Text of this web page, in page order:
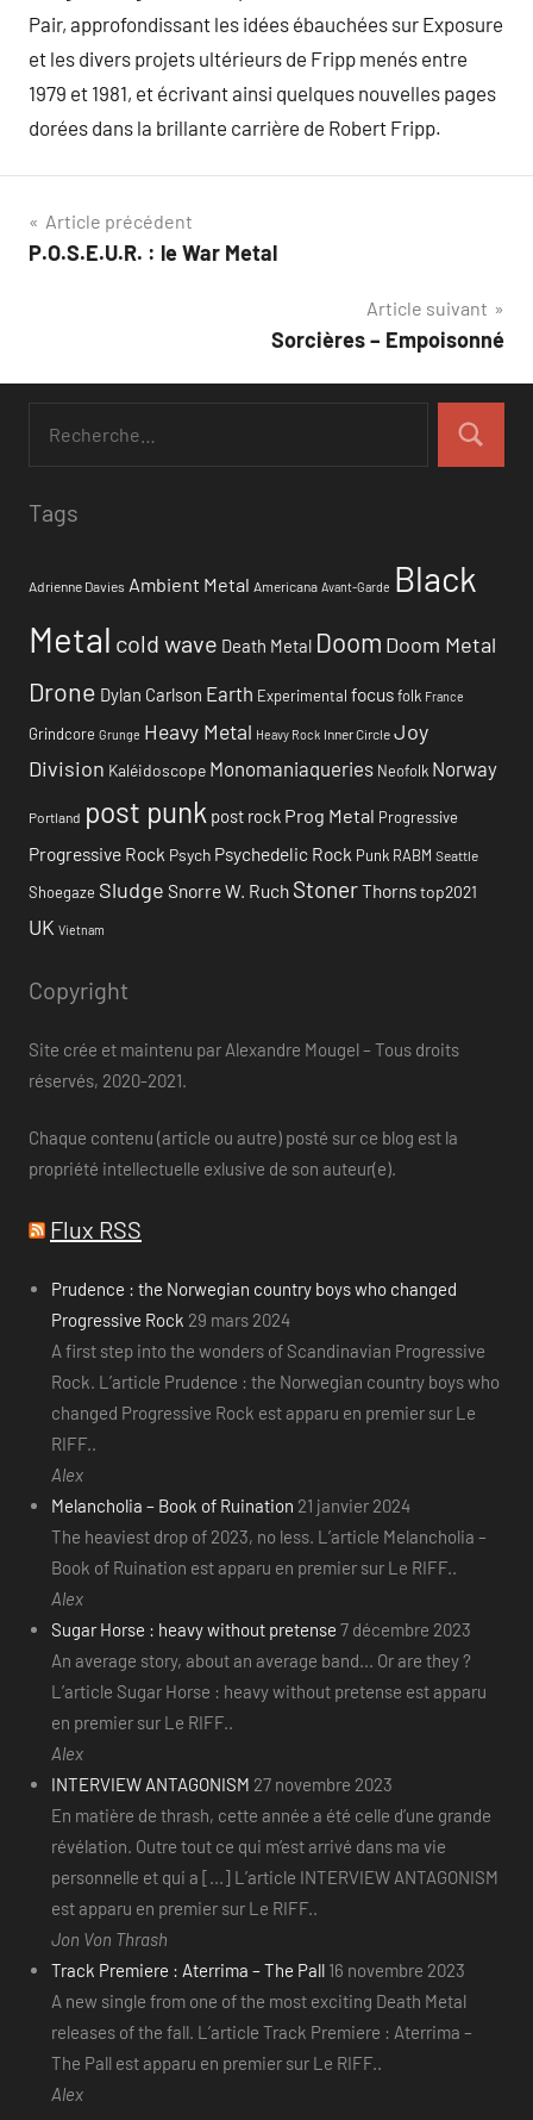
Pair, approfondissant les idées ébauchées sur Exposure
et les divers projets ultérieurs de Fripp menés entre
1979 et 1981, et écrivant ainsi quelques nouvelles pages
dorées dans la brillante carrière de Robert Fripp.
Navigation
de
Article précédent
P.O.S.E.U.R. : le War Metal
Article suivant
Sorcières – Empoisonné
Tags
Adrienne Davies Ambient Metal Americana Avant-Garde Black
Metal cold wave Death Metal Doom Doom Metal
Drone Dylan Carlson Earth Experimental focusfolk France
Grindcore Grunge Heavy Metal Heavy Rock Inner Circle Joy
Division Kaléidoscope Monomaniaqueries Neofolk Norway
Portland post punk post rock Prog Metal Progressive
Progressive Rock Psych Psychedelic Rock Punk RABM Seattle
Shoegaze Sludge Snorre W. Ruch StonerThornstop2021
UK Vietnam
Copyright
Site crée et maintenu par Alexandre Mougel – Tous droits
réservés, 2020-2021.
Chaque contenu (article ou autre) posté sur ce blog est la
propriété intellectuelle exlusive de son auteur(e).
Flux RSS
Prudence : the Norwegian country boys who changed
Progressive Rock 29 mars 2024
A first step into the wonders of Scandinavian Progressive
Rock. L’article Prudence : the Norwegian country boys who
changed Progressive Rock est apparu en premier sur Le
RIFF..
Alex
Melancholia – Book of Ruination 21 janvier 2024
The heaviest drop of 2023, no less. L’article Melancholia –
Book of Ruination est apparu en premier sur Le RIFF..
Alex
Sugar Horse : heavy without pretense 7 décembre 2023
An average story, about an average band... Or are they ?
L’article Sugar Horse : heavy without pretense est apparu
en premier sur Le RIFF..
Alex
INTERVIEW ANTAGONISM 27 novembre 2023
En matière de thrash, cette année a été celle d’une grande
révélation. Outre tout ce qui m’est arrivé dans ma vie
personnelle et qui a [...] L’article INTERVIEW ANTAGONISM
est apparu en premier sur Le RIFF..
Jon Von Thrash
Track Premiere : Aterrima – The Pall 16 novembre 2023
A new single from one of the most exciting Death Metal
releases of the fall. L’article Track Premiere : Aterrima –
The Pall est apparu en premier sur Le RIFF..
Alex